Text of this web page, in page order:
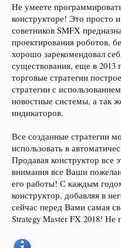
Не умеете
конструкторе! Это просто
советников SMFX
проектирования роботов,
хорошо зарекомендовал
существования, еще в 2013
торговые стратегии
стратегии с
новостные системы, а так
индикаторов.
Все созданные стратегии
использовать в
Продавая конструктор все
внимания все Ваши
его работы! С каждым
конструктор, добавляя в
сейчас перед Вами самая
Strategy Master FX 2018! Не